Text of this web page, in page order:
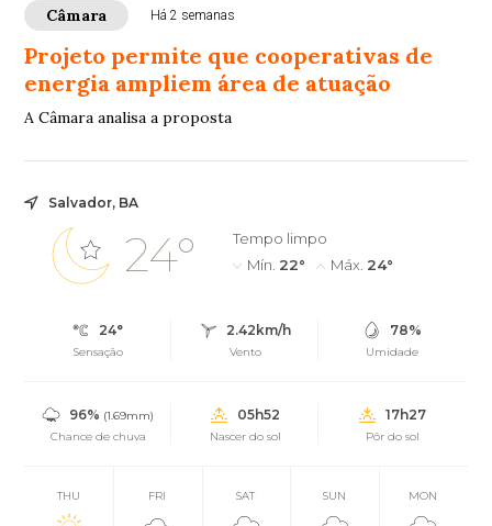
Câmara Há 2 semanas
Projeto permite que cooperativas de
energia ampliem área de atuação
A Câmara analisa a proposta
Salvador, BA
24°
Tempo limpo
Mín. 22° Máx. 24°
24°
Sensação
2.42km/h
Vento
78%
Umidade
96% (1.69mm)
Chance de chuva
05h52
Nascer do sol
17h27
Pôr do sol
THU FRI SAT SUN MON